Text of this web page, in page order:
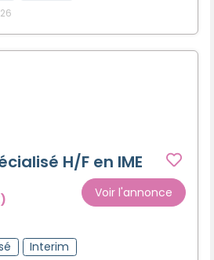
H/F en IME
Voir l'annonce
Interim